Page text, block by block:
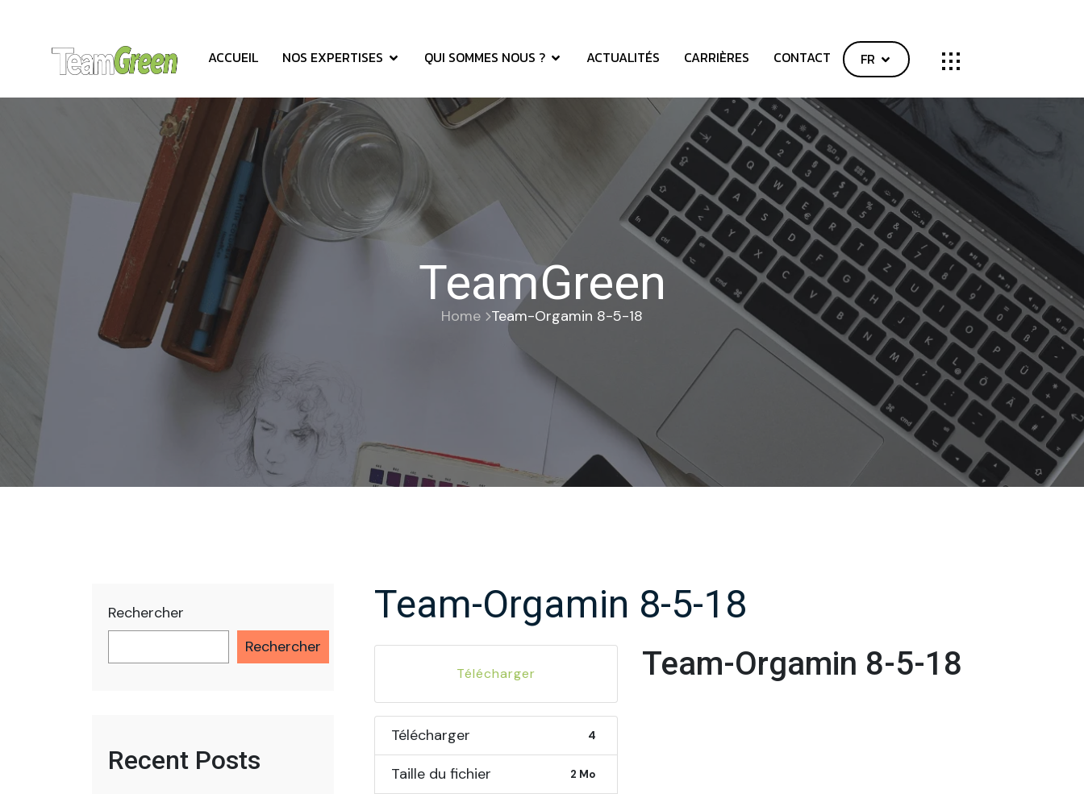
ACCUEIL NOS EXPERTISES QUI SOMMES NOUS ? ACTUALITÉS CARRIÈRES CONTACT FR SHOP
TeamGreen
Home Team-Orgamin 8-5-18
Rechercher
Rechercher
Recent Posts
Team-Orgamin 8-5-18
Télécharger
Télécharger 4
Taille du fichier 2 Mo
Team-Orgamin 8-5-18